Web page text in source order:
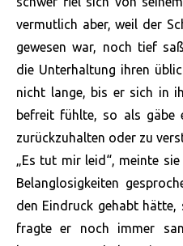
vermutlich aber, weil der
gewesen war, noch tief
die Unterhaltung ihren
nicht lange, bis er sich in
befreit fühlte, so als gäbe
zurückzuhalten oder zu
„Es tut mir leid“, meinte
Belanglosigkeiten
den Eindruck gehabt hätte,
fragte er noch immer